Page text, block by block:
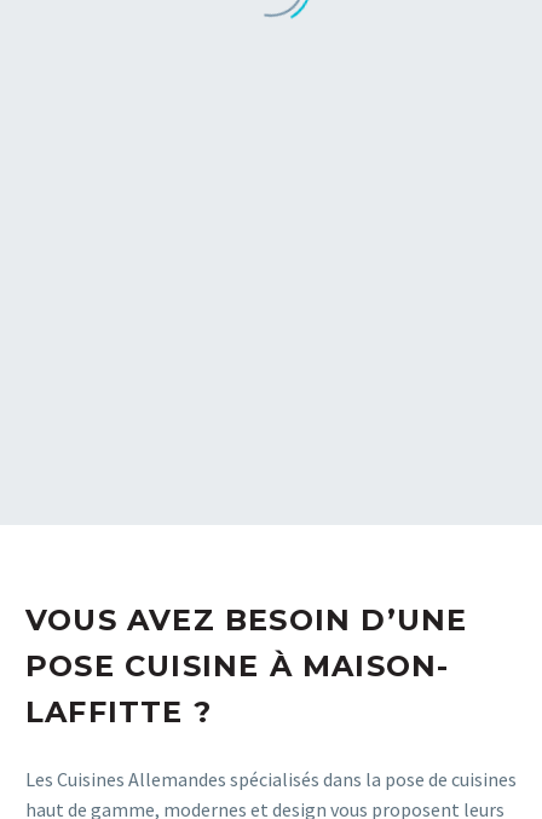
VOUS AVEZ BESOIN D’UNE
POSE CUISINE À MAISON-
LAFFITTE ?
Les Cuisines Allemandes spécialisés dans la pose de cuisines
haut de gamme, modernes et design vous proposent leurs